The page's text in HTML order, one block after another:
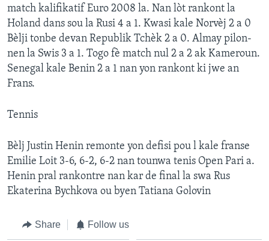
match kalifikatif Euro 2008 la. Nan lòt rankont la
Holand dans sou la Rusi 4 a 1. Kwasi kale Norvèj 2 a 0
Bèlji tonbe devan Republik Tchèk 2 a 0. Almay pilon-
nen la Swis 3 a 1. Togo fè match nul 2 a 2 ak Kameroun.
Senegal kale Benin 2 a 1 nan yon rankont ki jwe an
Frans.
Tennis
Bèlj Justin Henin remonte yon defisi pou l kale franse
Emilie Loit 3-6, 6-2, 6-2 nan tounwa tenis Open Pari a.
Henin pral rankontre nan kar de final la swa Rus
Ekaterina Bychkova ou byen Tatiana Golovin
Share Follow us